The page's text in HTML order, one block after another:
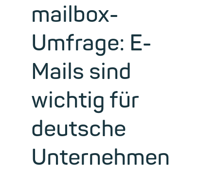
mailbox-
Umfrage: E-
Mails sind
wichtig für
deutsche
Unternehmen